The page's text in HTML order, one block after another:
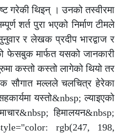
गरेकी थिइन् । उनको तस्वीरमा
शर्त पुरा भएको निर्माण टीमले
र लेखक प्रदीप भारद्वाज र
फेसबुक मार्फत यसको जानकारी
कस्तो कस्तो लागेको थियो तर
सौगात मल्लले चलचित्र हेरेका
यस्तो&nbsp; ल्याइएको
हिमालयन&nbsp;
rgb(247, 198,